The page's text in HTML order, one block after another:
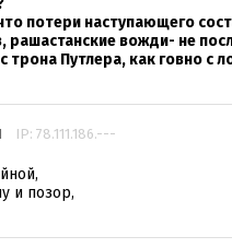
потери наступающего
рашастанские вожди- не
трона Путлера, как говно с
IP: 78.111.186.---
и позор,